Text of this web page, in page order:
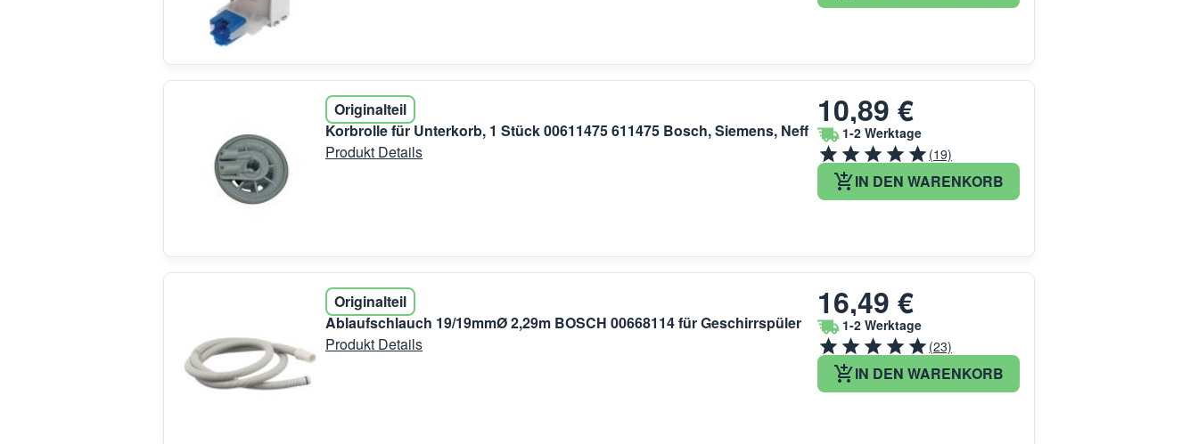
Originalteil
Korbrolle für Unterkorb, 1 Stück 00611475 611475 Bosch, Siemens, Neff
Produkt Details
10,89 €
1-2 Werktage
(19)
IN DEN WARENKORB
Originalteil
Ablaufschlauch 19/19mmØ 2,29m BOSCH 00668114 für Geschirrspüler
Produkt Details
16,49 €
1-2 Werktage
(23)
IN DEN WARENKORB